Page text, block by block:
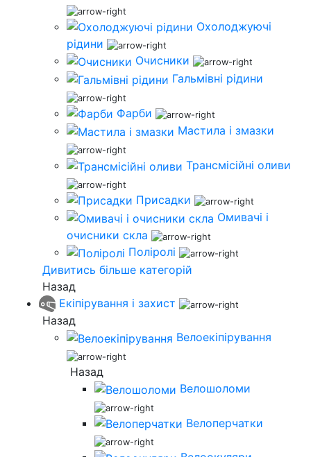
Охолоджуючі
рідини
Очисники
Гальмівні рідини
Фарби
Мастила і змазки
Трансмісійні оливи
Присадки
Омивачі і
очисники скла
Поліролі
Дивитись більше категорій
Назад
Екіпірування і захист
Назад
Велоекіпірування
Назад
Велошоломи
Велоперчатки